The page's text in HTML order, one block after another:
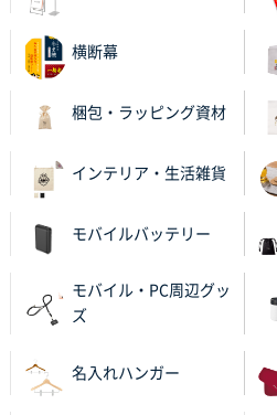
レギュラーのぼり（
紹介されたから
大分県Y社様
不織布スクエアトート(A4サ
岡山県K社様
ワンポイントポリ袋 A4サイズ
サイトが見やすい
横断幕
梱包・ラッピング資材
インテリア・生活雑貨
モバイルバッテリー
モバイル・PC周辺グッ
ズ
名入れハンガー